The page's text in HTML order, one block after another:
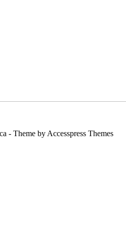
- Theme by Accesspress Themes